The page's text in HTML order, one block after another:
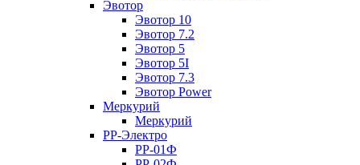
Эвотор
Эвотор 10
Эвотор 7.2
Эвотор 5
Эвотор 5I
Эвотор 7.3
Эвотор Power
Меркурий
Меркурий
РР-Электро
РР-01Ф